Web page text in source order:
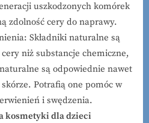
uszkodzonych komórek
zdolność cery do naprawy.
Składniki naturalne są
niż substancje chemiczne,
są odpowiednie nawet
Potrafią one pomóc w
i swędzenia.
kosmetyki dla dzieci